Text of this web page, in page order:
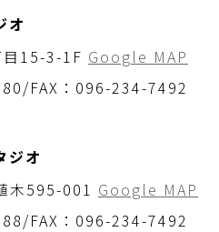
オ
目15-3-1F Google MAP
FAX：096-234-7492
ジオ
木595-001 Google MAP
FAX：096-234-7492